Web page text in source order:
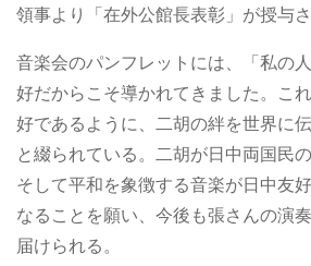
領事より「在外公館長表彰」が授与さ
音楽会のパンフレットには、「私の
好だからこそ導かれてきました。こ
好であるように、二胡の絆を世界に
と綴られている。二胡が日中両国民
そして平和を象徴する音楽が日中友
なることを願い、今後も張さんの演
届けられる。